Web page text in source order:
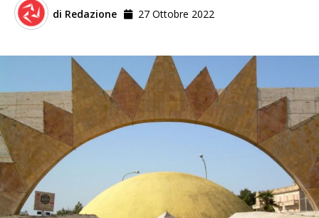
di Redazione 27 Ottobre 2022